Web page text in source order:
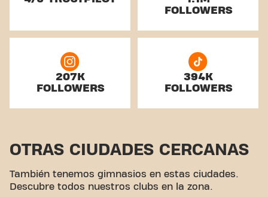
FOLLOWERS
207K
FOLLOWERS
394K
FOLLOWERS
OTRAS CIUDADES CERCANAS
También tenemos gimnasios en estas ciudades.
Descubre todos nuestros clubs en la zona.